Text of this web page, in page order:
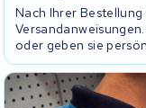
Nach Ihrer
oder geben sie